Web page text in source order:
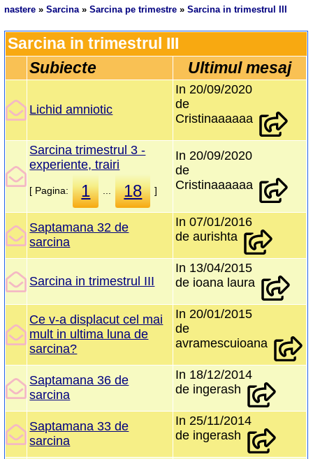
nastere »Sarcina»Sarcina pe trimestre »Sarcina in trimestrul III
Sarcina in trimestrul III
Subiecte
Ultimul mesaj
Lichid amniotic
In 20/09/2020
de
Cristinaaaaaa
Sarcina trimestrul 3 -
experiente, trairi
[ Pagina: 1 18 ]
In 20/09/2020
de
Cristinaaaaaa
Saptamana 32 de
sarcina
In 07/01/2016
de aurishta
Sarcina in trimestrul III
In 13/04/2015
de ioana laura
Ce v-a displacut cel mai
mult in ultima luna de
sarcina?
In 20/01/2015
de
avramescuioana
Saptamana 36 de
sarcina
In 18/12/2014
de ingerash
Saptamana 33 de
sarcina
In 25/11/2014
de ingerash